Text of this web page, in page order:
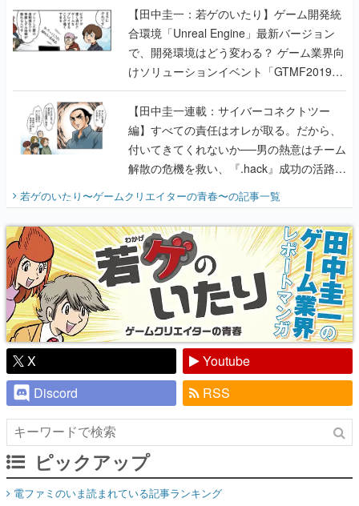
【田中圭一：若ゲのいたり】ゲーム開発統
合環境「Unreal Engine」最新バージョン
で、開発環境はどう変わる？ ゲーム業界向
けソリューションイベント「GTMF2019」
に行って、より理解を深めよう【PR】
【田中圭一連載：サイバーコネクトツー
編】すべての責任はオレが取る。だから、
付いてきてくれないか──男の熱意はチーム
解散の危機を救い、『.hack』成功の活路を
開く。業界の快男児・松山 洋に流れる血は
『少年ジャンプ』色だった【若ゲのいた
り】
若ゲのいたり〜ゲームクリエイターの青春〜の記事一覧
X
Youtube
Discord
RSS
ピックアップ
電ファミのいま読まれている記事ランキング